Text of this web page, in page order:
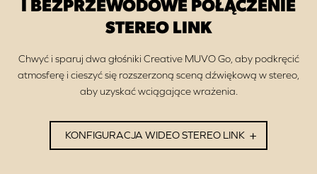
I BEZPRZEWODOWE POŁĄCZENIE
STEREO LINK
Chwyć i sparuj dwa głośniki Creative MUVO Go, aby podkręcić
atmosferę i cieszyć się rozszerzoną sceną dźwiękową w stereo,
aby uzyskać wciągające wrażenia.
KONFIGURACJA WIDEO STEREO LINK